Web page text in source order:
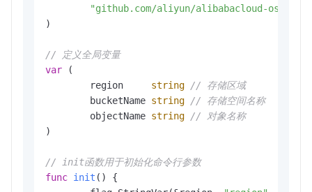
"github.com/aliyun/alibabacloud-oss-
)
// 定义全局变量
var (
	region
string // 存储区域
	bucketName
string // 存储空间名称
	objectName
string // 对象名称
)
// init函数用于初始化命令行参数
func init ()
{